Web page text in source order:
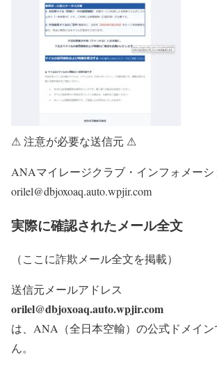
⚠ 注意が必要な送信元 ⚠
ANAマイレージクラブ・インフォメーシ
orilel@dbjoxoaq.auto.wpjir.com
実際に確認されたメール全文
（ここに詐欺メール全文を掲載）
送信元メールアドレス
orilel@dbjoxoaq.auto.wpjir.com
は、ANA（全日本空輸）の公式ドメイ
ん。